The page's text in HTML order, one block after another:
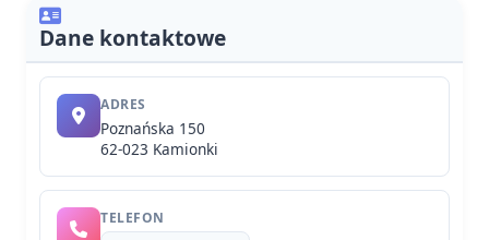
Dane kontaktowe
ADRES
Poznańska 150
62-023 Kamionki
TELEFON